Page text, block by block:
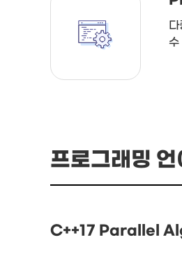
수
프로그래밍 언
C++17 Parallel